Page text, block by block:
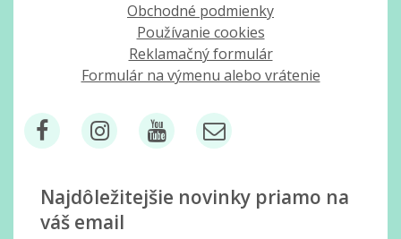
Obchodné podmienky
Používanie cookies
Reklamačný formulár
Formulár na výmenu alebo vrátenie
Najdôležitejšie novinky priamo na
váš email